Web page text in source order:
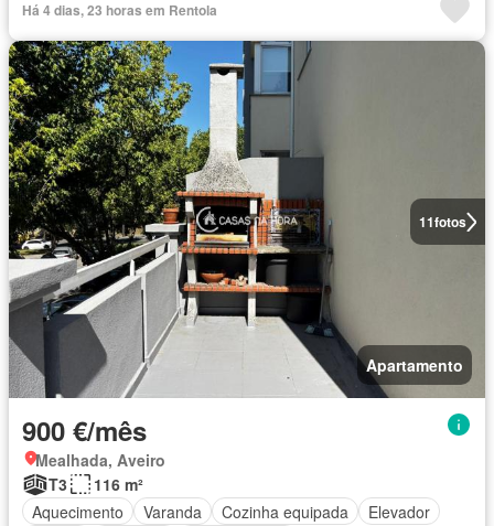
Há 4 dias, 23 horas em Rentola
11fotos
Apartamento
900 €/mês
Mealhada, Aveiro
T3
116 m²
Aquecimento
Varanda Cozinha equipada
Elevador